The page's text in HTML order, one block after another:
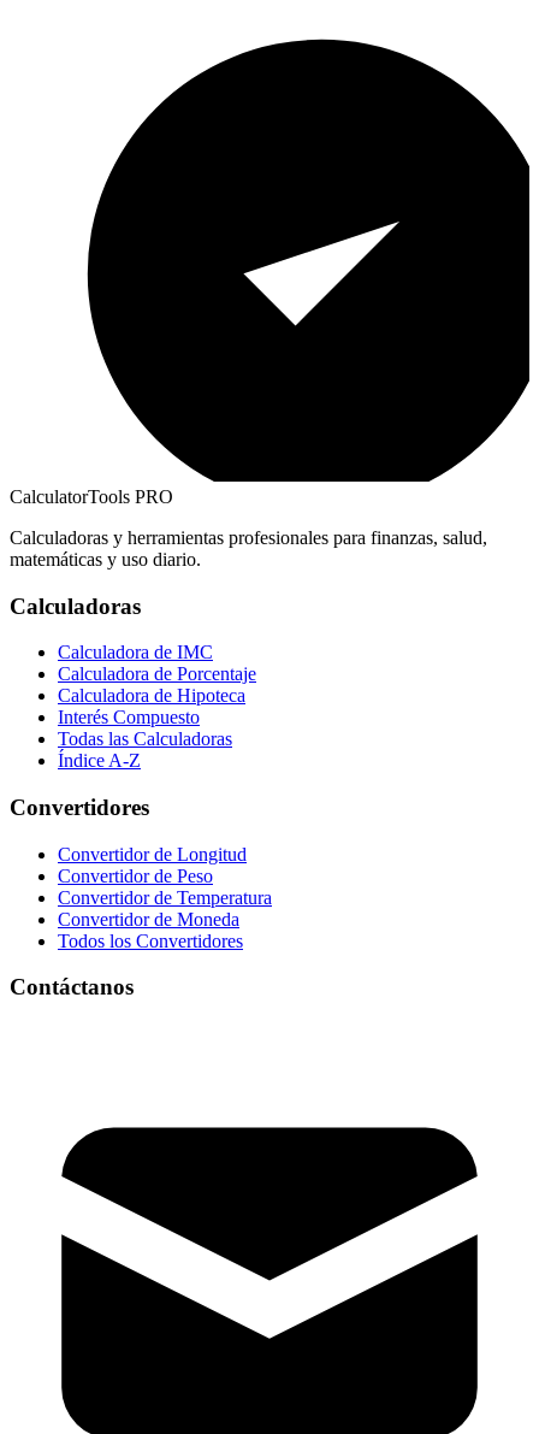
CalculatorTools PRO
Calculadoras y herramientas profesionales para finanzas, salud,
matemáticas y uso diario.
Calculadoras
Calculadora de IMC
Calculadora de Porcentaje
Calculadora de Hipoteca
Interés Compuesto
Todas las Calculadoras
Índice A-Z
Convertidores
Convertidor de Longitud
Convertidor de Peso
Convertidor de Temperatura
Convertidor de Moneda
Todos los Convertidores
Contáctanos